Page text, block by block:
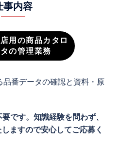
事内容
用の商品カタロ
の管理業務
品番データの確認と資料・原
です。知識経験を問わず、
ますので安心してご応募く